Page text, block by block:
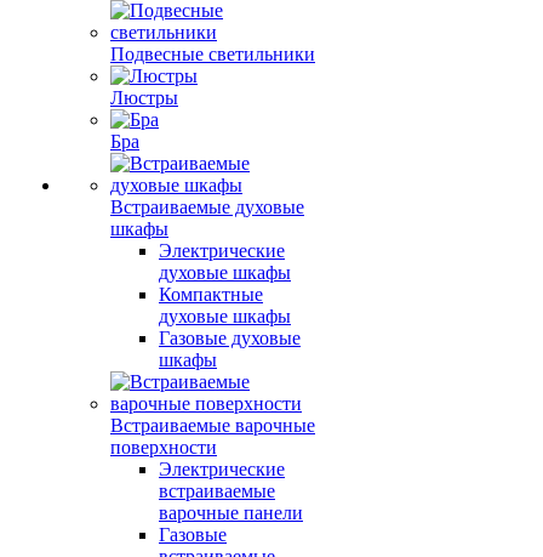
Подвесные светильники
Люстры
Бра
Встраиваемые духовые
шкафы
Электрические
духовые шкафы
Компактные
духовые шкафы
Газовые духовые
шкафы
Встраиваемые варочные
поверхности
Электрические
встраиваемые
варочные панели
Газовые